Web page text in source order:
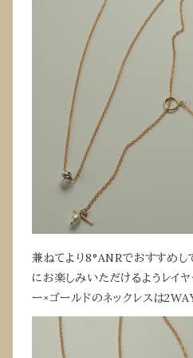
兼ねてより8°ANRでおすすめ
にお楽しみいただけるようレイ
ー×ゴールドのネックレスは